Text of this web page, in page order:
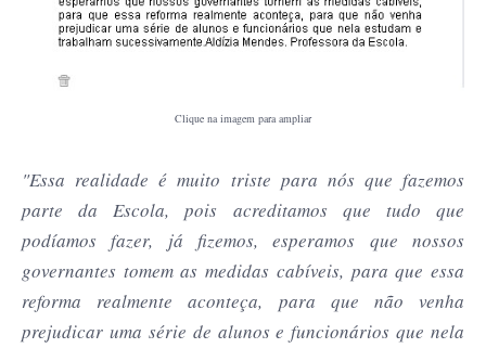
Clique na imagem para ampliar
"Essa realidade é muito triste para nós que fazemos
parte da Escola, pois acreditamos que tudo que
podíamos fazer, já fizemos, esperamos que nossos
governantes tomem as medidas cabíveis, para que essa
reforma realmente aconteça, para que não venha
prejudicar uma série de alunos e funcionários que nela